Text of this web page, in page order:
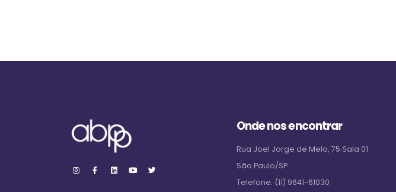
Onde nos encontrar
Rua Joel Jorge de Melo, 75 Sala 01
São Paulo/SP
Telefone: (11) 9641-61030